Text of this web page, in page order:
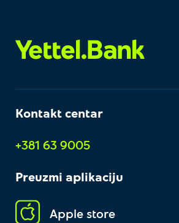
Kontakt centar
+381 63 9005
Preuzmi aplikaciju
Apple store